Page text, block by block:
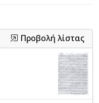
Προβολή λίστας